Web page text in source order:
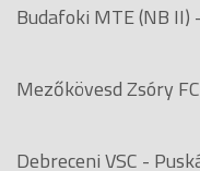
Budafoki MTE (NB II)
Mezőkövesd Zsóry
Debreceni VSC -